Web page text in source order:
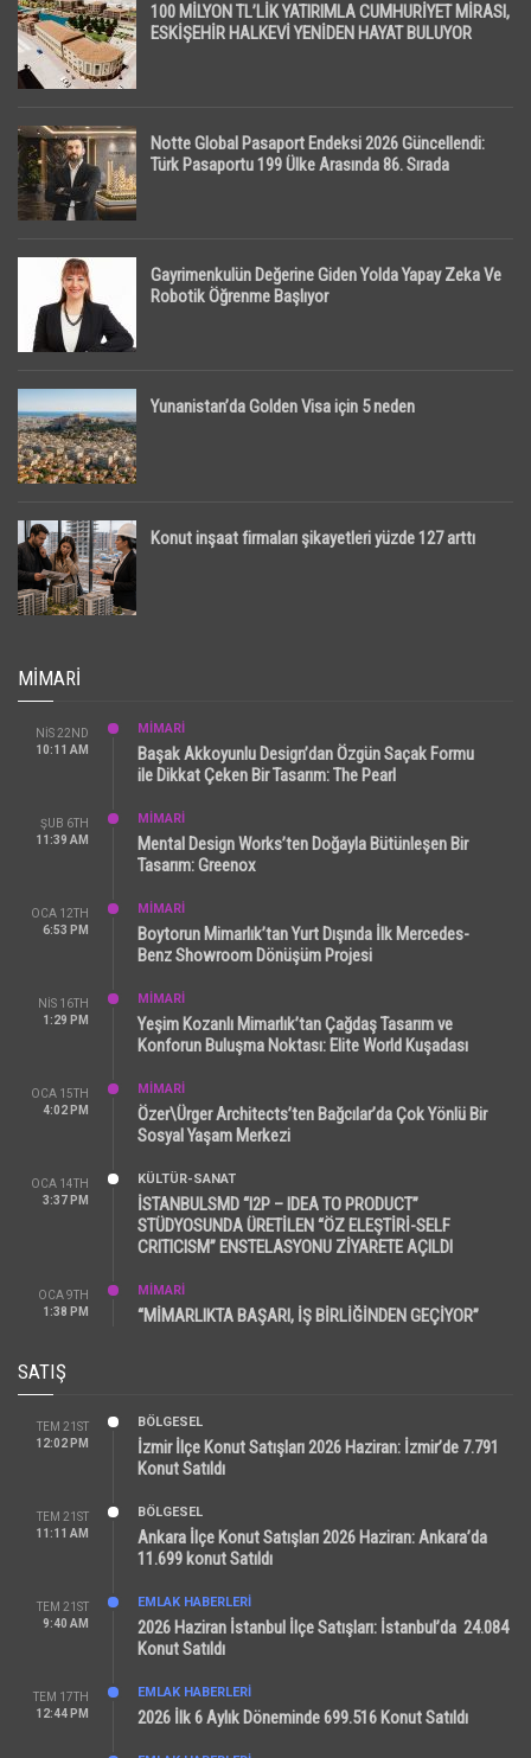
100 MİLYON TL’LİK YATIRIMLA CUMHURİYET MİRASI,
ESKİŞEHİR HALKEVİ YENİDEN HAYAT BULUYOR
Notte Global Pasaport Endeksi 2026 Güncellendi:
Türk Pasaportu 199 Ülke Arasında 86. Sırada
Gayrimenkulün Değerine Giden Yolda Yapay Zeka Ve
Robotik Öğrenme Başlıyor
Yunanistan’da Golden Visa için 5 neden
Konut inşaat firmaları şikayetleri yüzde 127 arttı
MIMARI
NIS 22ND
10:11 AM
MİMARİ
Başak Akkoyunlu Design’dan Özgün Saçak Formu
ile Dikkat Çeken Bir Tasarım: The Pearl
ŞUB 6TH
11:39 AM
MİMARİ
Mental Design Works’ten Doğayla Bütünleşen Bir
Tasarım: Greenox
OCA 12TH
6:53 PM
MİMARİ
Boytorun Mimarlık’tan Yurt Dışında İlk Mercedes-
Benz Showroom Dönüşüm Projesi
NIS 16TH
1:29 PM
MİMARİ
Yeşim Kozanlı Mimarlık’tan Çağdaş Tasarım ve
Konforun Buluşma Noktası: Elite World Kuşadası
OCA 15TH
4:02 PM
MİMARİ
Özer\Ürger Architects’ten Bağcılar’da Çok Yönlü Bir
Sosyal Yaşam Merkezi
OCA 14TH
3:37 PM
KÜLTÜR-SANAT
İSTANBULSMD “I2P – IDEA TO PRODUCT”
STÜDYOSUNDA ÜRETİLEN “ÖZ ELEŞTİRİ-SELF
CRITICISM” ENSTELASYONU ZİYARETE AÇILDI
OCA 9TH
1:38 PM
MİMARİ
“MİMARLIKTA BAŞARI, İŞ BİRLİĞİNDEN GEÇİYOR”
SATIŞ
TEM 21ST
12:02 PM
BÖLGESEL
İzmir İlçe Konut Satışları 2026 Haziran: İzmir’de 7.791
Konut Satıldı
TEM 21ST
11:11 AM
BÖLGESEL
Ankara İlçe Konut Satışları 2026 Haziran: Ankara’da
11.699 konut Satıldı
TEM 21ST
9:40 AM
EMLAK HABERLERI
2026 Haziran İstanbul İlçe Satışları: İstanbul’da 24.084
Konut Satıldı
TEM 17TH
12:44 PM
EMLAK HABERLERI
2026 İlk 6 Aylık Döneminde 699.516 Konut Satıldı